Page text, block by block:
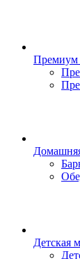
Премиум
Детская